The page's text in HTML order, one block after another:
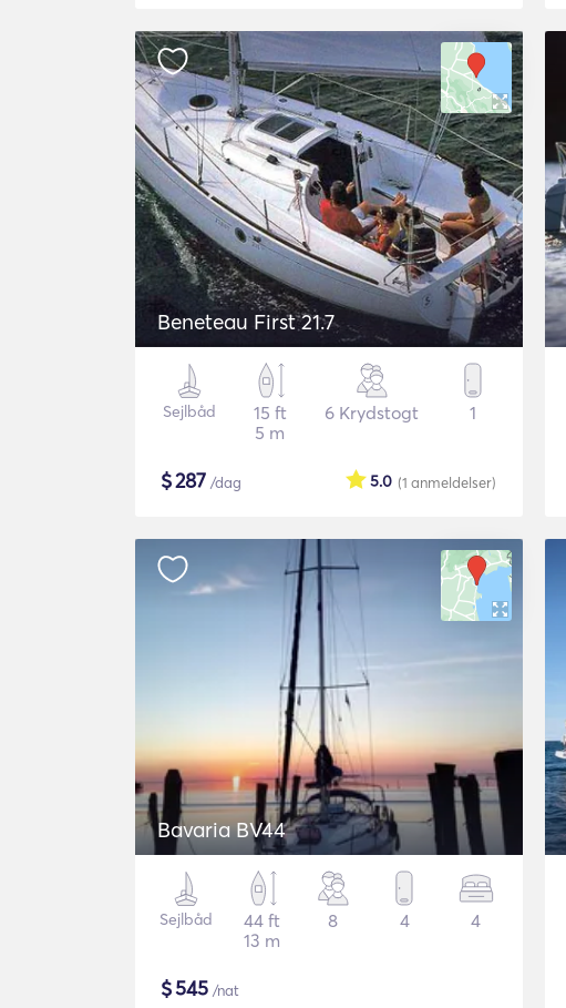
Beneteau First 21.7
Sejlbåd
15 ft
5 m
6 Krydstogt 1
$287 /dag (1 anmeldelser)
5.0
Bavaria BV44
Sejlbåd
44 ft
13 m
8 4 4
$545 /nat